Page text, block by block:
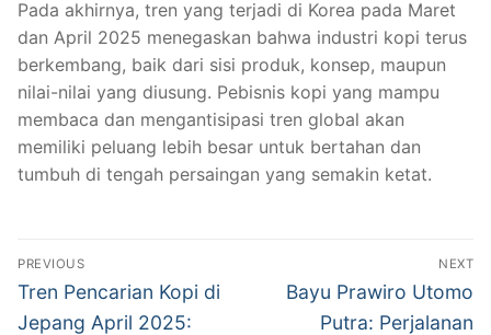
Pada akhirnya, tren yang terjadi di Korea pada Maret
dan April 2025 menegaskan bahwa industri kopi terus
berkembang, baik dari sisi produk, konsep, maupun
nilai-nilai yang diusung. Pebisnis kopi yang mampu
membaca dan mengantisipasi tren global akan
memiliki peluang lebih besar untuk bertahan dan
tumbuh di tengah persaingan yang semakin ketat.
Post
navigation
PREVIOUS
Previous
post:
Tren Pencarian Kopi di
Jepang April 2025:
NEXT
Next
post:
Bayu Prawiro Utomo
Putra: Perjalanan